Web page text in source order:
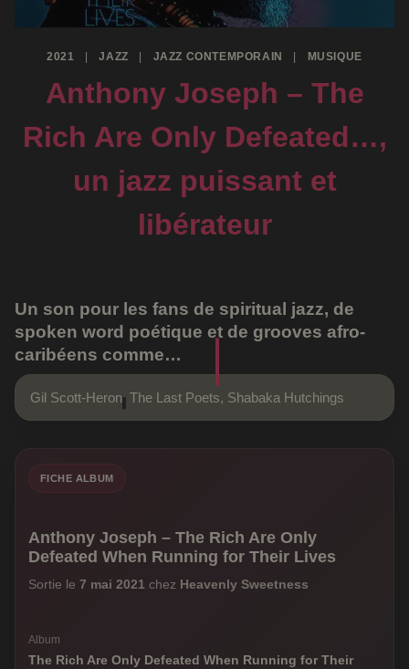
2021 JAZZ JAZZ CONTEMPORAIN MUSIQUE
Anthony Joseph – The
Rich Are Only Defeated…,
un jazz puissant et
libérateur
Un son pour les fans de spiritual jazz, de
spoken word poétique et de grooves afro-
caribéens comme…
Gil Scott-Heron, The Last Poets, Shabaka Hutchings
FICHE ALBUM
Anthony Joseph – The Rich Are Only
Defeated When Running for Their Lives
Sortie le 7 mai 2021 chez Heavenly Sweetness
Album
The Rich Are Only Defeated When Running for Their